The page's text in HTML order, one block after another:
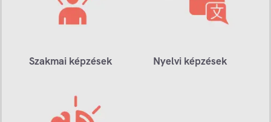
Szakmai képzések Nyelvi képzések